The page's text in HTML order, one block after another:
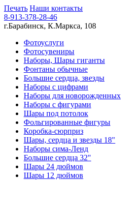
Печать Наши контакты
8-913-378-28-46
г.Барабинск, К.Маркса, 108
Фотоуслуги
Фотосувениры
Наборы, Шары гиганты
Фонтаны обычные
Большие сердца, звезды
Наборы с цифрами
Наборы для новорожденных
Наборы с фигурами
Шары под потолок
Фольгированные фигуры
Коробка-сюрприз
Шары, сердца и звезды 18"
Наборы сима-Ленд
Большие сердца 32"
Шары 24 дюймов
Шары 12 дюймов